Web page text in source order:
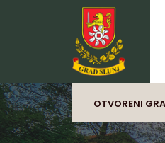
Preskoči
na
sadržaj
OTVORENI